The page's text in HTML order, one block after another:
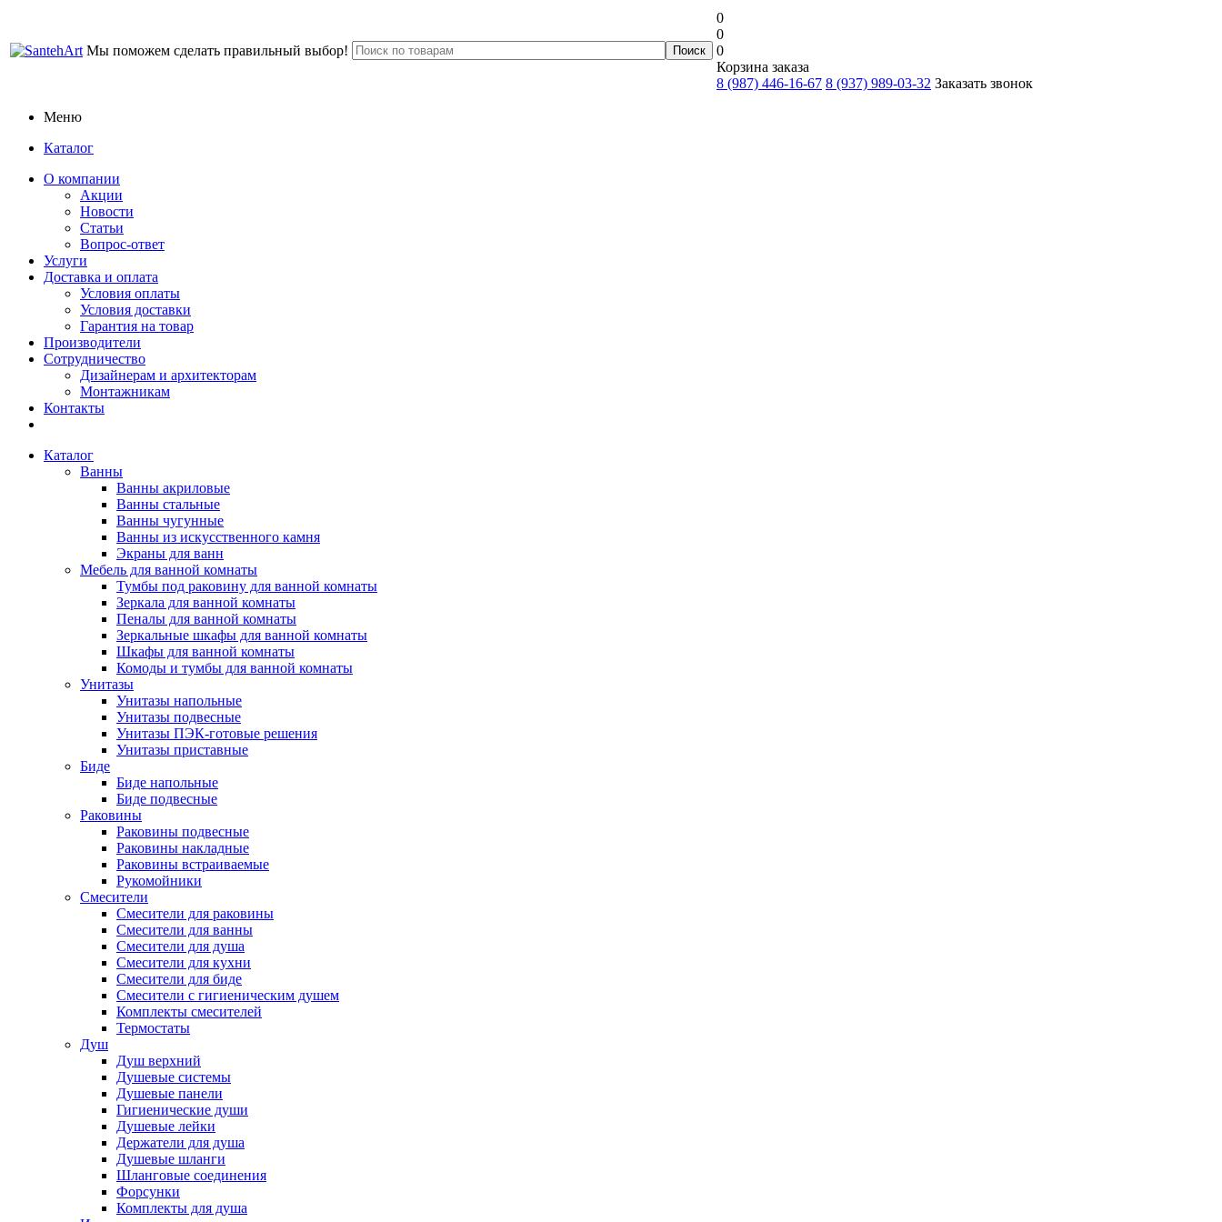
Мы поможем сделать правильный выбор!
0
0
0
Корзина заказа
8 (987) 446-16-67 8 (937) 989-03-32 Заказать звонок
Меню
Каталог
О компании
Акции
Новости
Статьи
Вопрос-ответ
Услуги
Доставка и оплата
Условия оплаты
Условия доставки
Гарантия на товар
Производители
Сотрудничество
Дизайнерам и архитекторам
Монтажникам
Контакты
Каталог
Ванны
Ванны акриловые
Ванны стальные
Ванны чугунные
Ванны из искусственного камня
Экраны для ванн
Мебель для ванной комнаты
Тумбы под раковину для ванной комнаты
Зеркала для ванной комнаты
Пеналы для ванной комнаты
Зеркальные шкафы для ванной комнаты
Шкафы для ванной комнаты
Комоды и тумбы для ванной комнаты
Унитазы
Унитазы напольные
Унитазы подвесные
Унитазы ПЭК-готовые решения
Унитазы приставные
Биде
Биде напольные
Биде подвесные
Раковины
Раковины подвесные
Раковины накладные
Раковины встраиваемые
Рукомойники
Смесители
Смесители для раковины
Смесители для ванны
Смесители для душа
Смесители для кухни
Смесители для биде
Смесители с гигиеническим душем
Комплекты смесителей
Термостаты
Душ
Душ верхний
Душевые системы
Душевые панели
Гигиенические души
Душевые лейки
Держатели для душа
Душевые шланги
Шланговые соединения
Форсунки
Комплекты для душа